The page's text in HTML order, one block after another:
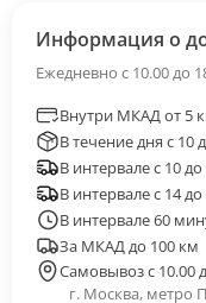
Информация о
Ежедневно с 10.00 до
Внутри МКАД от 5
В течение дня с 10
В интервале с 10 до
В интервале с 14 до
В интервале 60
За МКАД до 100 км
Самовывоз с 10.00
г. Москва, метро